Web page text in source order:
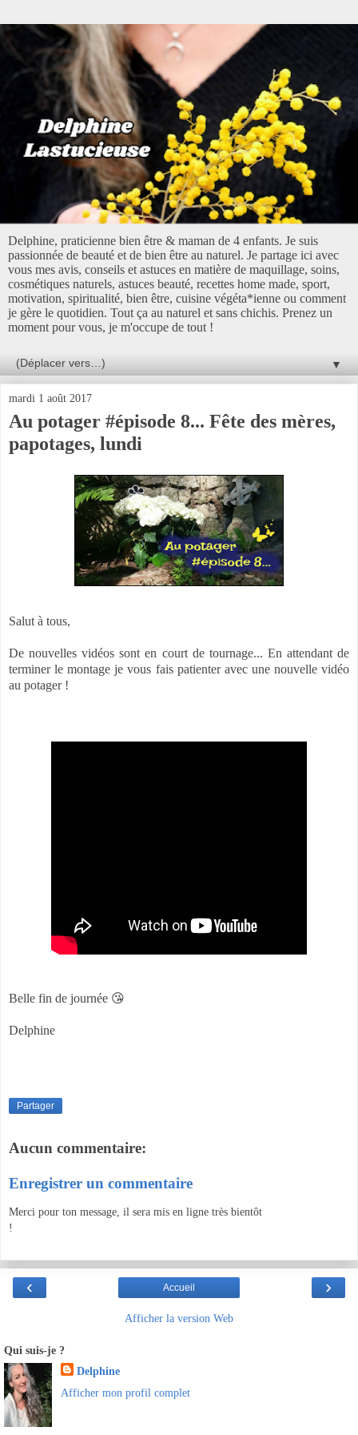
Delphine, praticienne bien être & maman de 4 enfants. Je suis
passionnée de beauté et de bien être au naturel. Je partage ici avec
vous mes avis, conseils et astuces en matière de maquillage, soins,
cosmétiques naturels, astuces beauté, recettes home made, sport,
motivation, spiritualité, bien être, cuisine végéta*ienne ou comment
je gère le quotidien. Tout ça au naturel et sans chichis. Prenez un
moment pour vous, je m'occupe de tout !
▼
mardi 1 août 2017
Au potager #épisode 8... Fête des mères,
papotages, lundi
Salut à tous,
De nouvelles vidéos sont en court de tournage... En attendant de
terminer le montage je vous fais patienter avec une nouvelle vidéo
au potager !
Belle fin de journée 😘
Delphine
Partager
Aucun commentaire:
Enregistrer un commentaire
Merci pour ton message, il sera mis en ligne très bientôt
!
‹ ›
Accueil
Afficher la version Web
Qui suis-je ?
Delphine
Afficher mon profil complet